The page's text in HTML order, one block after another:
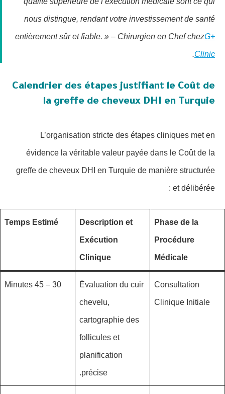
nous distingue, rendant votre investissement de santé
entièrement sûr et fiable. » – Chirurgien en Chef chezG+
Clinic
.
Calendrier des étapes justifiant le Coût de
la greffe de cheveux DHI en Turquie
L’organisation stricte des étapes cliniques met en
évidence la véritable valeur payée dans le Coût de la
greffe de cheveux DHI en Turquie de manière structurée
et délibérée :
Phase de la
Procédure
Médicale
Description et
Exécution
Clinique
Temps Estimé
Consultation
Clinique Initiale
Évaluation du cuir
chevelu,
cartographie des
follicules et
planification
précise.
30 – 45 Minutes